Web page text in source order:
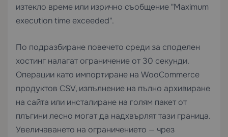
изтекло време или изрично съобщение "Maximum
execution time exceeded".
По подразбиране повечето среди за споделен
хостинг налагат ограничение от 30 секунди.
Операции като импортиране на WooCommerce
продуктов CSV, изпълнение на пълно архивиране
на сайта или инсталиране на голям пакет от
плъгини лесно могат да надхвърлят тази граница.
Увеличаването на ограничението — чрез